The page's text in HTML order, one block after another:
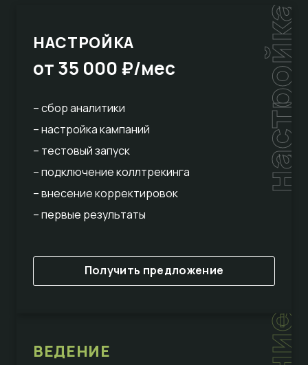
настройка
НАСТРОЙКА
от 35 000 ₽/мес
– сбор аналитики
– настройка кампаний
– тестовый запуск
– подключение коллтрекинга
– внесение корректировок
– первые результаты
Получить предложение
ВЕДЕНИЕ